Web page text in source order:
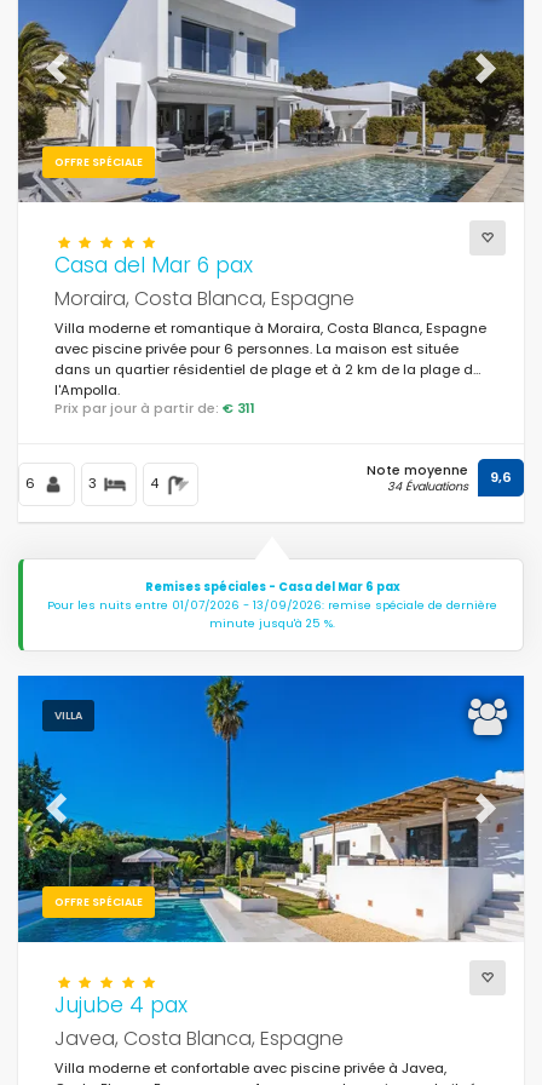
OFFRE SPÉCIALE
Previous Next
Casa del Mar 6 pax
Moraira, Costa Blanca, Espagne
Villa moderne et romantique à Moraira, Costa Blanca, Espagne
avec piscine privée pour 6 personnes. La maison est située
dans un quartier résidentiel de plage et à 2 km de la plage de
l'Ampolla.
Prix par jour à partir de: € 311
6 3 4
Note moyenne
34 Évaluations 9,6
Remises spéciales - Casa del Mar 6 pax
Pour les nuits entre 01/07/2026 - 13/09/2026: remise spéciale de dernière
minute jusqu'à 25 %.
VILLA
OFFRE SPÉCIALE
Previous Next
Jujube 4 pax
Javea, Costa Blanca, Espagne
Villa moderne et confortable avec piscine privée à Javea,